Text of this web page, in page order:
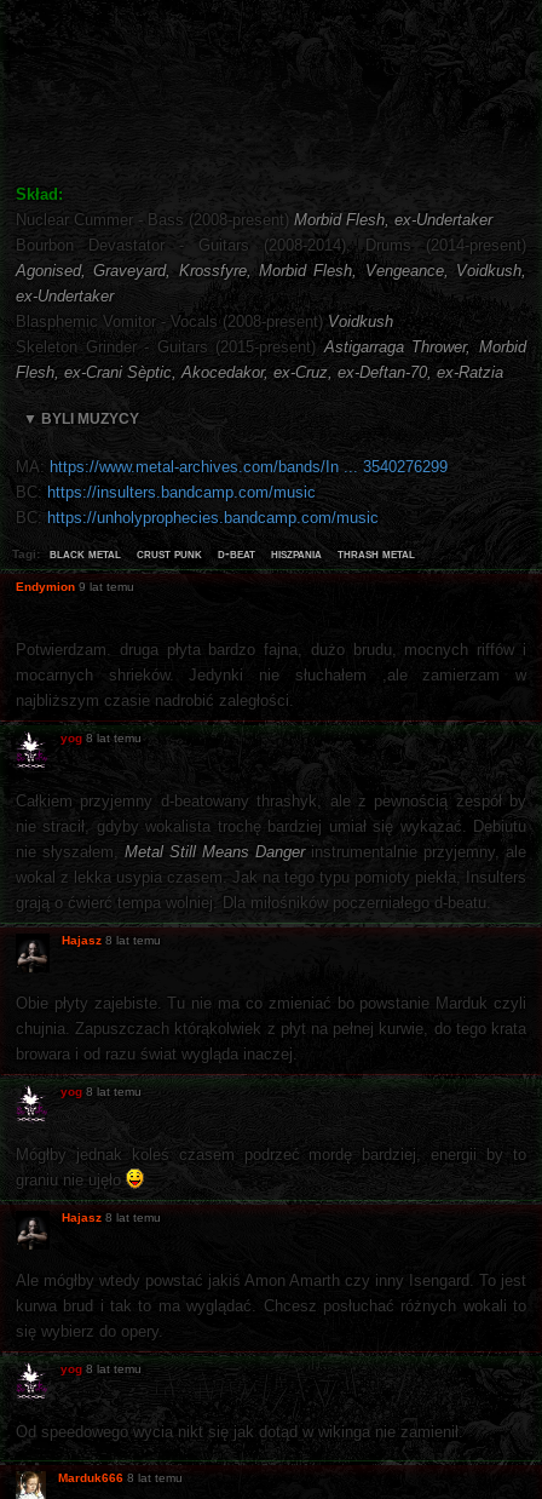
Skład:
Nuclear Cummer - Bass (2008-present) Morbid Flesh, ex-Undertaker
Bourbon Devastator - Guitars (2008-2014), Drums (2014-present)
Agonised, Graveyard, Krossfyre, Morbid Flesh, Vengeance, Voidkush,
ex-Undertaker
Blasphemic Vomitor - Vocals (2008-present) Voidkush
Skeleton Grinder - Guitars (2015-present)Astigarraga Thrower, Morbid
Flesh, ex-Crani Sèptic, Akocedakor, ex-Cruz, ex-Deftan-70, ex-Ratzia
▼ BYLI MUZYCY
MA: https://www.metal-archives.com/bands/In ... 3540276299
BC: https://insulters.bandcamp.com/music
BC: https://unholyprophecies.bandcamp.com/music
Tagi: black metal crust punk d-beat hiszpania thrash metal
Endymion 9 lat temu
Potwierdzam. druga płyta bardzo fajna, dużo brudu, mocnych riffów i
mocarnych shrieków. Jedynki nie słuchałem ,ale zamierzam w
najbliższym czasie nadrobić zaległości.
yog 8 lat temu
Całkiem przyjemny d-beatowany thrashyk, ale z pewnością zespół by
nie stracił, gdyby wokalista trochę bardziej umiał się wykazać. Debiutu
nie słyszałem, Metal Still Means Dangerinstrumentalnie przyjemny, ale
wokal z lekka usypia czasem. Jak na tego typu pomioty piekła, Insulters
grają o ćwierć tempa wolniej. Dla miłośników poczerniałego d-beatu.
Hajasz 8 lat temu
Obie płyty zajebiste. Tu nie ma co zmieniać bo powstanie Marduk czyli
chujnia. Zapuszczach którąkolwiek z płyt na pełnej kurwie, do tego krata
browara i od razu świat wygląda inaczej.
yog 8 lat temu
Mógłby jednak koleś czasem podrzeć mordę bardziej, energii by to
graniu nie ujęło
Hajasz 8 lat temu
Ale mógłby wtedy powstać jakiś Amon Amarth czy inny Isengard. To jest
kurwa brud i tak to ma wyglądać. Chcesz posłuchać różnych wokali to
się wybierz do opery.
yog 8 lat temu
Od speedowego wycia nikt się jak dotąd w wikinga nie zamienił.
Marduk666 8 lat temu